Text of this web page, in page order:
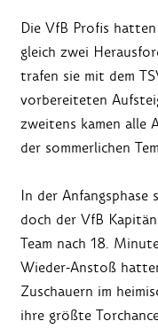
Die VfB Profis
gleich zwei
trafen sie mit dem
vorbereiteten
zweitens kamen alle
der sommerlichen
In der
doch der VfB
Team nach 18.
Wieder-Anstoß
Zuschauern im
ihre größte